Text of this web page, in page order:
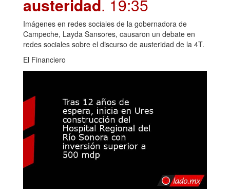
austeridad. 19:35
Imágenes en redes sociales de la gobernadora de
Campeche, Layda Sansores, causaron un debate en
redes sociales sobre el discurso de austeridad de la 4T.
El Financiero